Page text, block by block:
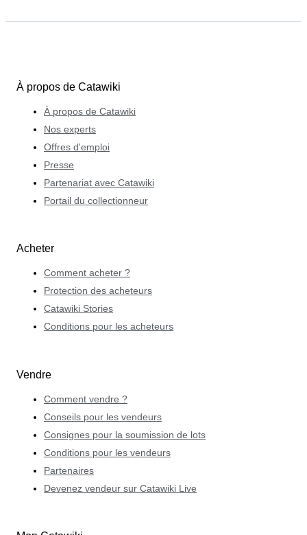
À propos de Catawiki
À propos de Catawiki
Nos experts
Offres d'emploi
Presse
Partenariat avec Catawiki
Portail du collectionneur
Acheter
Comment acheter ?
Protection des acheteurs
Catawiki Stories
Conditions pour les acheteurs
Vendre
Comment vendre ?
Conseils pour les vendeurs
Consignes pour la soumission de lots
Conditions pour les vendeurs
Partenaires
Devenez vendeur sur Catawiki Live